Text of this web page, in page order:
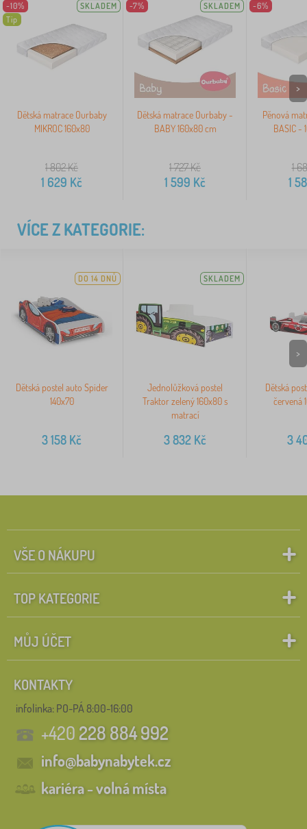
-10%
Tip
SKLADEM
Dětská matrace Ourbaby
MIKROC 160x80
1 802Kč
1 629 Kč
-7% SKLADEM
Dětská matrace Ourbaby -
BABY 160x80 cm
1 727Kč
1 599 Kč
-6%
Pěnová
BASIC -
1
1
>
VÍCE Z KATEGORIE:
DO 14 DNŮ
Dětská postel auto Spider
140x70
3 158 Kč
SKLADEM
Jednolůžková postel
Traktor zelený 160x80 s
matrací
3 832 Kč
Dětská
červená
3
>
VŠE O NÁKUPU
TOP KATEGORIE
MŮJ ÚČET
KONTAKTY
infolinka: PO-PÁ 8:00-16:00
+420228 884 992
info@babynabytek.cz
kariéra - volná místa